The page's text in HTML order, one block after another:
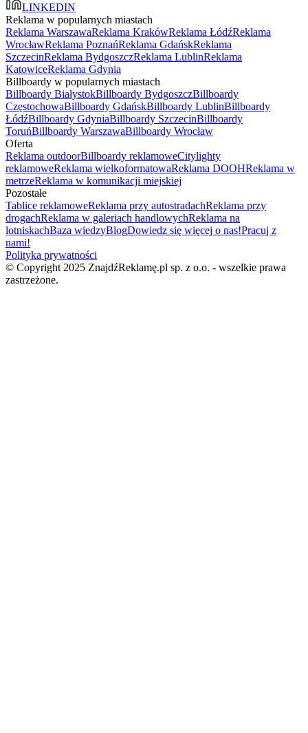
LINKEDIN
Reklama w popularnych miastach
Reklama WarszawaReklama KrakówReklama ŁódźReklama
WrocławReklama PoznańReklama GdańskReklama
SzczecinReklama BydgoszczReklama LublinReklama
KatowiceReklama Gdynia
Billboardy w popularnych miastach
Billboardy BiałystokBillboardy BydgoszczBillboardy
CzęstochowaBillboardy GdańskBillboardy LublinBillboardy
ŁódźBillboardy GdyniaBillboardy SzczecinBillboardy
ToruńBillboardy WarszawaBillboardy Wrocław
Oferta
Reklama outdoorBillboardy reklamoweCitylighty
reklamoweReklama wielkoformatowaReklama DOOHReklama w
metrzeReklama w komunikacji miejskiej
Pozostałe
Tablice reklamoweReklama przy autostradachReklama przy
drogachReklama w galeriach handlowychReklama na
lotniskachBaza wiedzyBlogDowiedz się więcej o nas!Pracuj z
nami!
Polityka prywatności
© Copyright 2025 ZnajdźReklamę.pl sp. z o.o. - wszelkie prawa
zastrzeżone.